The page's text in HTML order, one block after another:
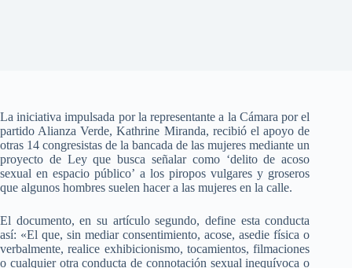
La iniciativa impulsada por la representante a la Cámara por el
partido Alianza Verde, Kathrine Miranda, recibió el apoyo de
otras 14 congresistas de la bancada de las mujeres mediante un
proyecto de Ley que busca señalar como ‘delito de acoso
sexual en espacio público’ a los piropos vulgares y groseros
que algunos hombres suelen hacer a las mujeres en la calle.
El documento, en su artículo segundo, define esta conducta
así: «El que, sin mediar consentimiento, acose, asedie física o
verbalmente, realice exhibicionismo, tocamientos, filmaciones
o cualquier otra conducta de connotación sexual inequívoca o